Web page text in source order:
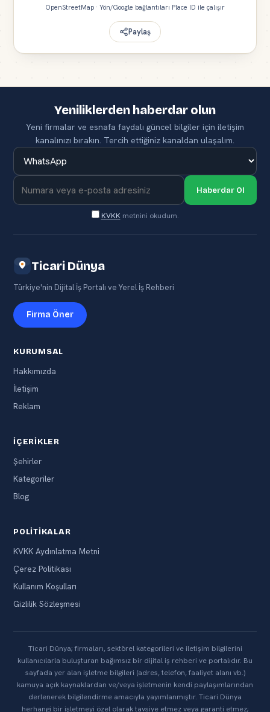
OpenStreetMap · Yön/Google bağlantıları Place ID ile çalışır
Paylaş
Yeniliklerden haberdar olun
Yeni firmalar ve esnafa faydalı güncel bilgiler için iletişim
kanalınızı bırakın. Tercih ettiğiniz kanaldan ulaşalım.
Haberdar Ol
KVKK metnini okudum.
Ticari Dünya
Türkiye'nin Dijital İş Portalı ve Yerel İş Rehberi
Firma Öner
KURUMSAL
Hakkımızda
İletişim
Reklam
İÇERIKLER
Şehirler
Kategoriler
Blog
POLITIKALAR
KVKK Aydınlatma Metni
Çerez Politikası
Kullanım Koşulları
Gizlilik Sözleşmesi
Ticari Dünya; firmaları, sektörel kategorileri ve iletişim bilgilerini
kullanıcılarla buluşturan bağımsız bir dijital iş rehberi ve portalıdır. Bu
sayfada yer alan işletme bilgileri (adres, telefon, faaliyet alanı vb.)
kamuya açık kaynaklardan ve/veya işletmenin kendi paylaşımlarından
derlenerek bilgilendirme amacıyla yayımlanmıştır. Ticari Dünya
herhangi bir işletmeyi özel olarak tavsiye etmez veya garanti etmez;